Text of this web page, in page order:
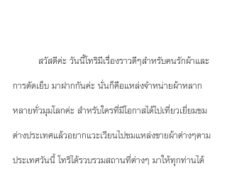
การตัดเย็บ มาฝากกันค่ะ นั่นก็คือแหล่งจำหน่ายผ้าหลาก
หลายทั่วมุมโลกค่ะ สำหรับใครที่มีโอกาสได้ไปเที่ยวเยี่ยมชม
ต่างประเทศแล้วอยากแวะเวียนไปชมแหล่งขายผ้าต่างๆตาม
ประเทศวันนี้ โทริได้รวบรวมสถานที่ต่างๆ มาให้ทุกท่านได้